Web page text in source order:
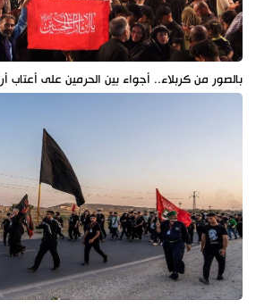
بالصور من كربلاء.. أجواء بين الحرمين على أعتاب